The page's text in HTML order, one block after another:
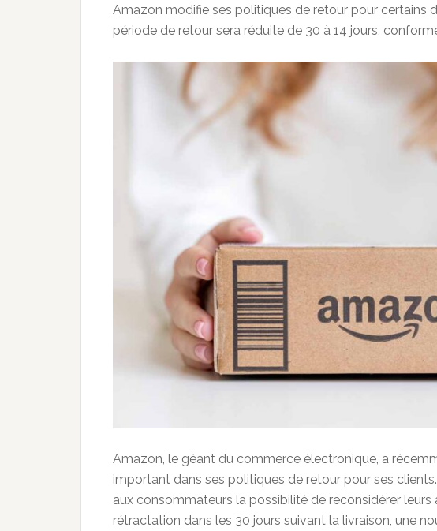
Amazon modifie ses politiques de retour pour certains
période de retour sera réduite de 30 à 14 jours,
Amazon, le géant du commerce électronique, a
important dans ses politiques de retour pour ses
aux consommateurs la possibilité de reconsidérer leurs
rétractation dans les 30 jours suivant la livraison, une